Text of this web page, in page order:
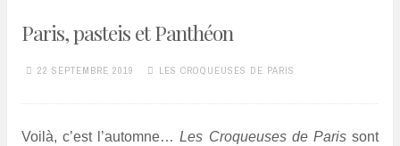
Paris, pasteis et Panthéon
22 SEPTEMBRE 2019 LES CROQUEUSES DE PARIS
Voilà, c’est l’automne…Les Croqueuses de Parissont